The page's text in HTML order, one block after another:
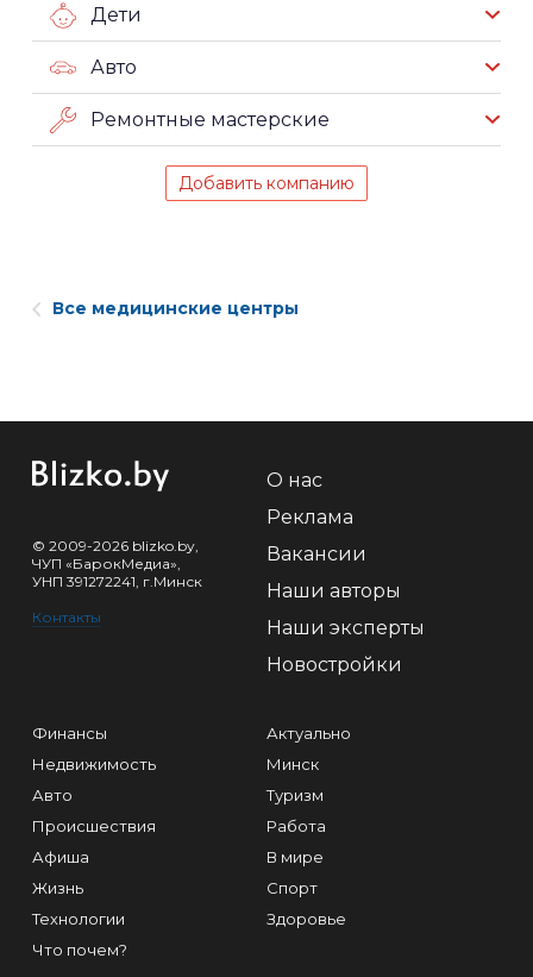
Дети
Авто
Ремонтные мастерские
Добавить компанию
Все медицинские центры
© 2009-2026 blizko.by,
ЧУП «БарокМедиа»,
УНП 391272241, г.Минск
Контакты
О нас
Реклама
Вакансии
Наши авторы
Наши эксперты
Новостройки
Финансы
Недвижимость
Авто
Происшествия
Афиша
Жизнь
Технологии
Что почем?
Актуально
Минск
Туризм
Работа
В мире
Спорт
Здоровье